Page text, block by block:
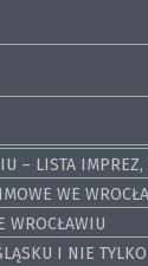
– LISTA
WE
WROCŁAWIU
I NIE TYLKO